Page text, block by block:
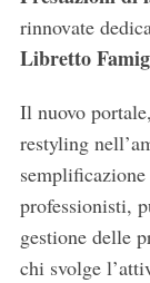
rinnovate
Libretto
Il nuovo
restyling
professionisti,
gestione delle
chi svolge